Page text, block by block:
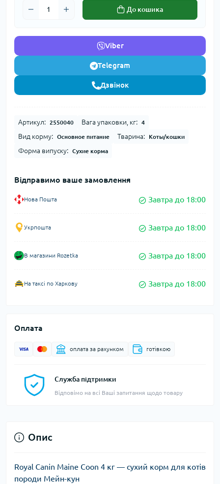
До кошика
Viber
Telegram
Дзвінок
Артикул: 2550040 Вага упаковки, кг: 4
Вид корму: Основное питание Тварина: Коты/кошки
Форма випуску: Сухие корма
Відправимо ваше замовлення
Нова Пошта Завтра до 18:00
Укрпошта Завтра до 18:00
В магазини Rozetka Завтра до 18:00
На таксі по Харкову Завтра до 18:00
Оплата
оплата за рахунком готівкою
Служба підтримки
Відповімо на всі Ваші запитання щодо товару
Опис
Royal Canin Maine Coon 4 кг — сухий корм для котів
породи Мейн-кун